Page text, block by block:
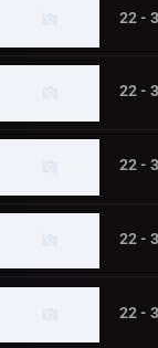
22 -
22 -
22 -
22 -
22 -